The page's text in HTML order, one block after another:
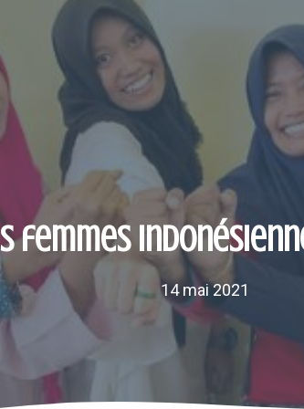
femmes
14 mai 2021